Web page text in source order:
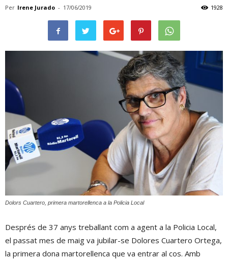
Per Irene Jurado - 17/06/2019 1928
Dolors Cuartero, primera martorellenca a la Policia Local
Després de 37 anys treballant com a agent a la Policia Local,
el passat mes de maig va jubilar-se Dolores Cuartero Ortega,
la primera dona martorellenca que va entrar al cos. Amb